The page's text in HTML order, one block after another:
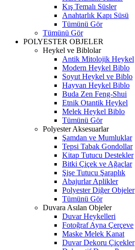
Kış Temalı Süsler
Anahtarlık Kapı Süsü
Tümünü Gör
Tümünü Gör
POLYESTER OBJELER
Heykel ve Biblolar
Antik Mitolojik Heykel
Modern Heykel Biblo
Soyut Heykel ve Biblo
Hayvan Heykel Biblo
Buda Zen Feng-Shui
Etnik Otantik Heykel
Melek Heykel Biblo
Tümünü Gör
Polyester Aksesuarlar
Şamdan ve Mumluklar
Tepsi Tabak Gondollar
Kitap Tutucu Destekler
Bitki Çiçek ve Ağaçlar
Şişe Tutucu Şaraplık
Abajurlar Aplikler
Polyester Diğer Objeler
Tümünü Gör
Duvara Asılan Objeler
Duvar Heykelleri
Fotoğraf Ayna Çerçeve
Maske Melek Kanat
Duvar Dekoru Çiçekler